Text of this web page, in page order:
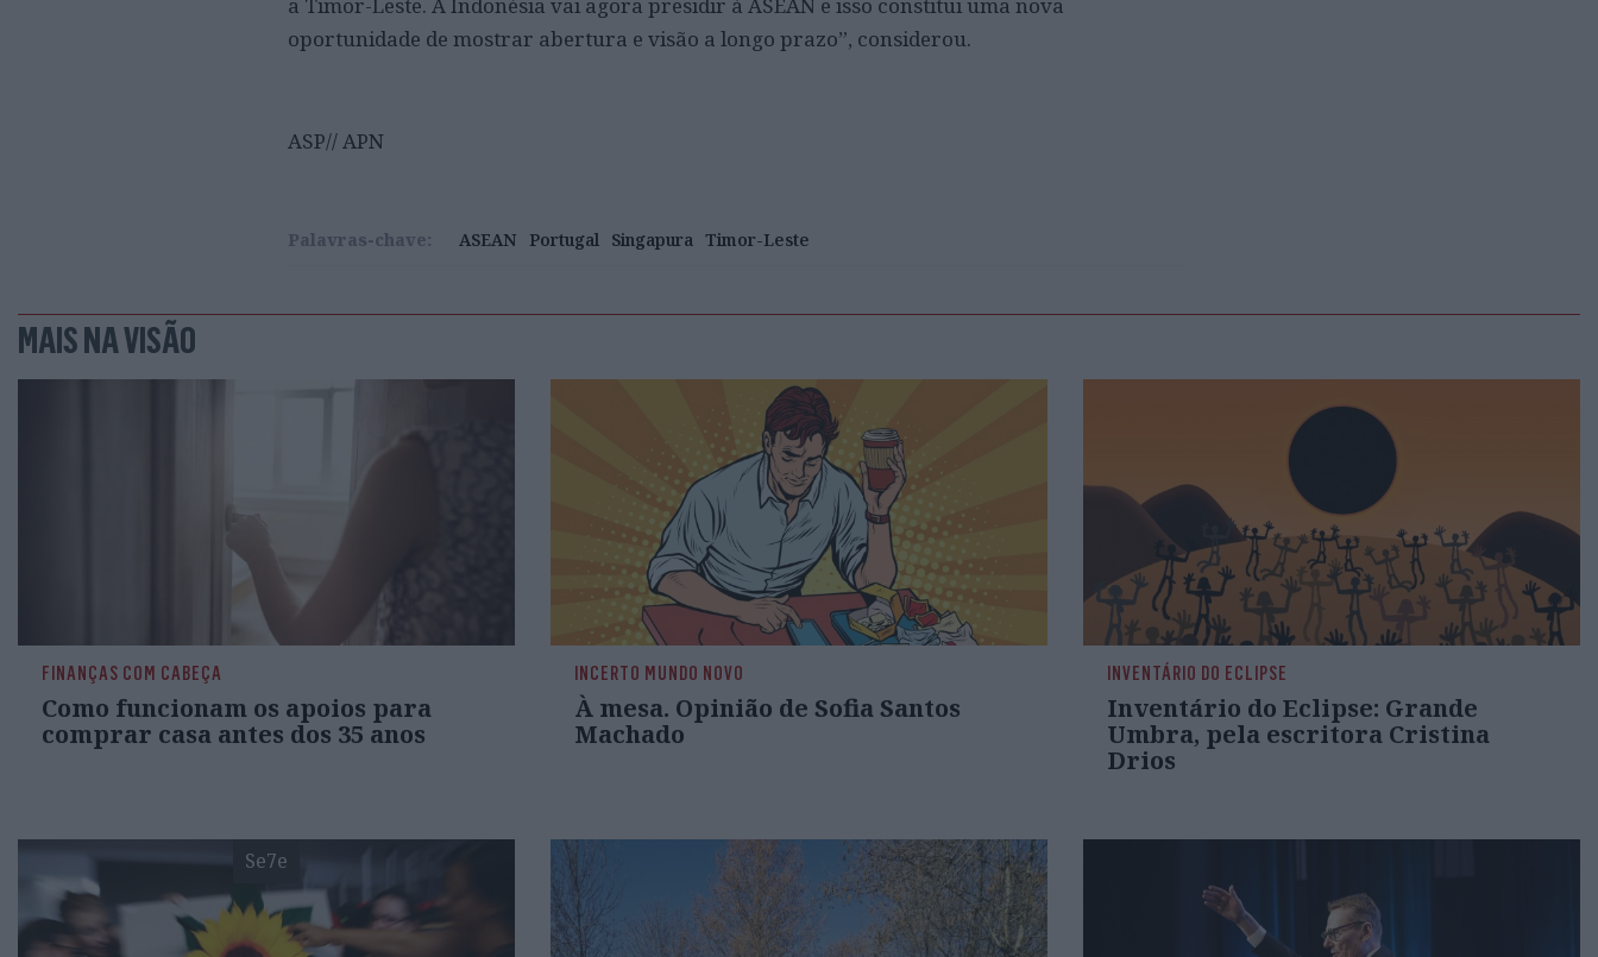
oportunidade de mostrar abertura e visão a longo prazo”, considerou.
ASP// APN
Palavras-chave: ASEAN Portugal Singapura Timor-Leste
MAIS NA VISÃO
FINANÇAS COM CABEÇA
Como funcionam os apoios para
comprar casa antes dos 35 anos
INCERTO MUNDO NOVO
À mesa. Opinião de Sofia Santos
Machado
INVENTÁRIO DO ECLIPSE
Inventário do Eclipse: Grande
Umbra, pela escritora Cristina
Drios
Se7e